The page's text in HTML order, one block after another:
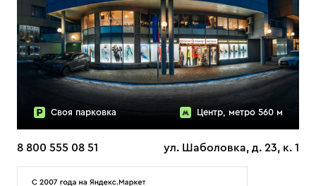
Своя парковка Центр, метро 560 м
8 800 555 08 51 ул. Шаболовка, д. 23, к. 1